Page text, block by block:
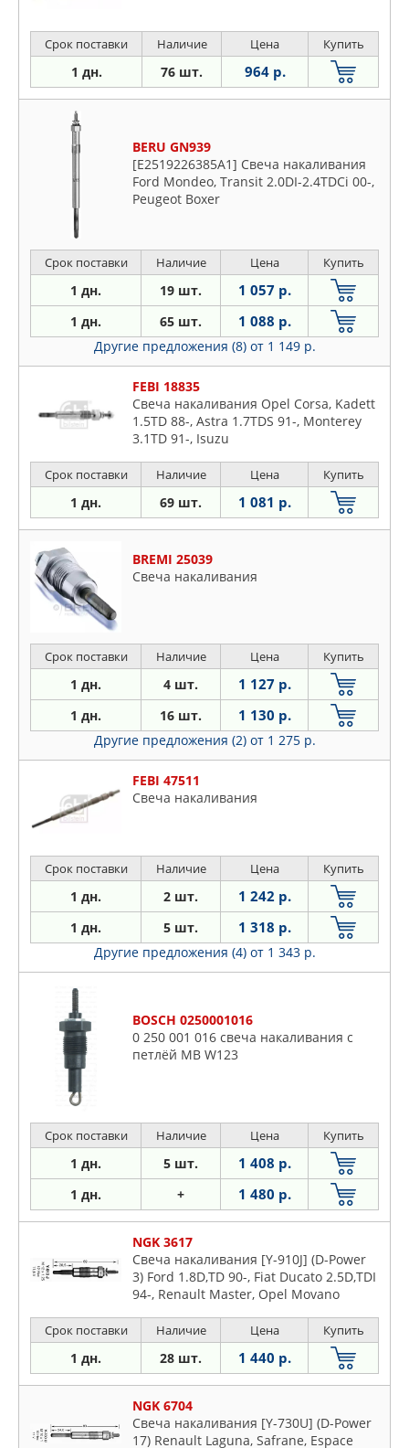
Срок поставки Наличие Цена Купить
1 дн. 76 шт. 964 р.
BERU GN939
[E2519226385A1] Свеча накаливания
Ford Mondeo, Transit 2.0DI-2.4TDCi 00-,
Peugeot Boxer
Срок поставки Наличие Цена Купить
1 дн. 19 шт. 1 057 р.
1 дн. 65 шт. 1 088 р.
Другие предложения (8) от 1 149 р.
FEBI 18835
Свеча накаливания Opel Corsa, Kadett
1.5TD 88-, Astra 1.7TDS 91-, Monterey
3.1TD 91-, Isuzu
Срок поставки Наличие Цена Купить
1 дн. 69 шт. 1 081 р.
BREMI 25039
Свеча накаливания
Срок поставки Наличие Цена Купить
1 дн. 4 шт. 1 127 р.
1 дн. 16 шт. 1 130 р.
Другие предложения (2) от 1 275 р.
FEBI 47511
Свеча накаливания
Срок поставки Наличие Цена Купить
1 дн. 2 шт. 1 242 р.
1 дн. 5 шт. 1 318 р.
Другие предложения (4) от 1 343 р.
BOSCH 0250001016
0 250 001 016 свеча накаливания с
петлёй MB W123
Срок поставки Наличие Цена Купить
1 дн. 5 шт. 1 408 р.
1 дн. + 1 480 р.
NGK 3617
Свеча накаливания [Y-910J] (D-Power
3) Ford 1.8D,TD 90-, Fiat Ducato 2.5D,TDI
94-, Renault Master, Opel Movano
Срок поставки Наличие Цена Купить
1 дн. 28 шт. 1 440 р.
NGK 6704
Свеча накаливания [Y-730U] (D-Power
17) Renault Laguna, Safrane, Espace